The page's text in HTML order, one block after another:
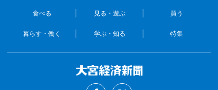
食べる 見る・遊ぶ 買う
暮らす・働く 学ぶ・知る 特集